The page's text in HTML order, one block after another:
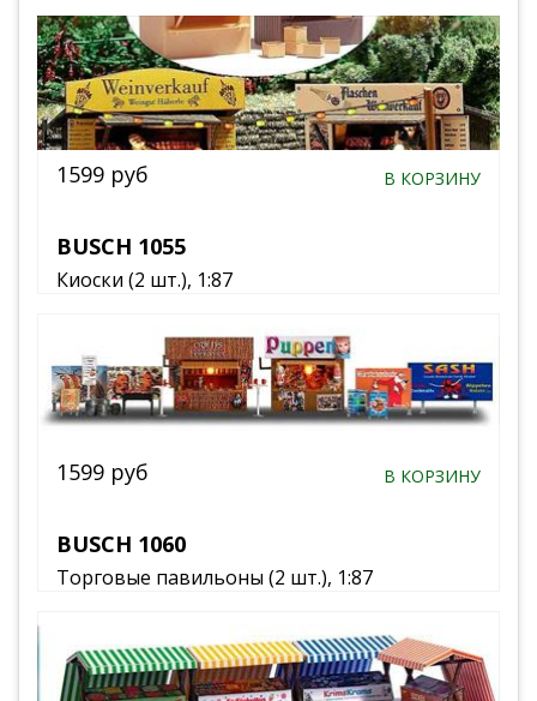
BUSCH 1055
Киоски (2 шт.), 1:87
1599 руб В КОРЗИНУ
BUSCH 1060
Торговые павильоны (2 шт.), 1:87
1599 руб В КОРЗИНУ